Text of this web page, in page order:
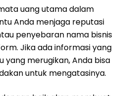
uang utama dalam
Anda menjaga reputasi
penyebaran nama bisnis
Jika ada informasi yang
yang merugikan, Anda bisa
untuk mengatasinya.